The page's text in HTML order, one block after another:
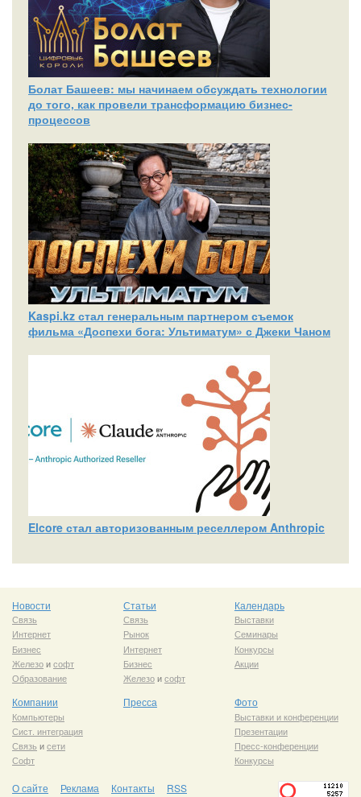
Болат Башеев: мы начинаем обсуждать технологии
до того, как провели трансформацию бизнес-
процессов
Kaspi.kz стал генеральным партнером съемок
фильма «Доспехи бога: Ультиматум» с Джеки Чаном
Elcore стал авторизованным реселлером Anthropic
Новости
Связь
Интернет
Бизнес
Железоисофт
Образование
Статьи
Связь
Рынок
Интернет
Бизнес
Железоисофт
Календарь
Выставки
Семинары
Конкурсы
Акции
Компании
Компьютеры
Сист. интеграция
Связь исети
Софт
Пресса Фото
Выставки и конференции
Презентации
Пресс-конференции
Конкурсы
О сайте Реклама Контакты RSS